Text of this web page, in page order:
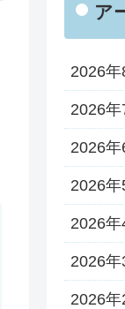
ア
2026年
2026年
2026年
2026年
2026年
2026年
2026年